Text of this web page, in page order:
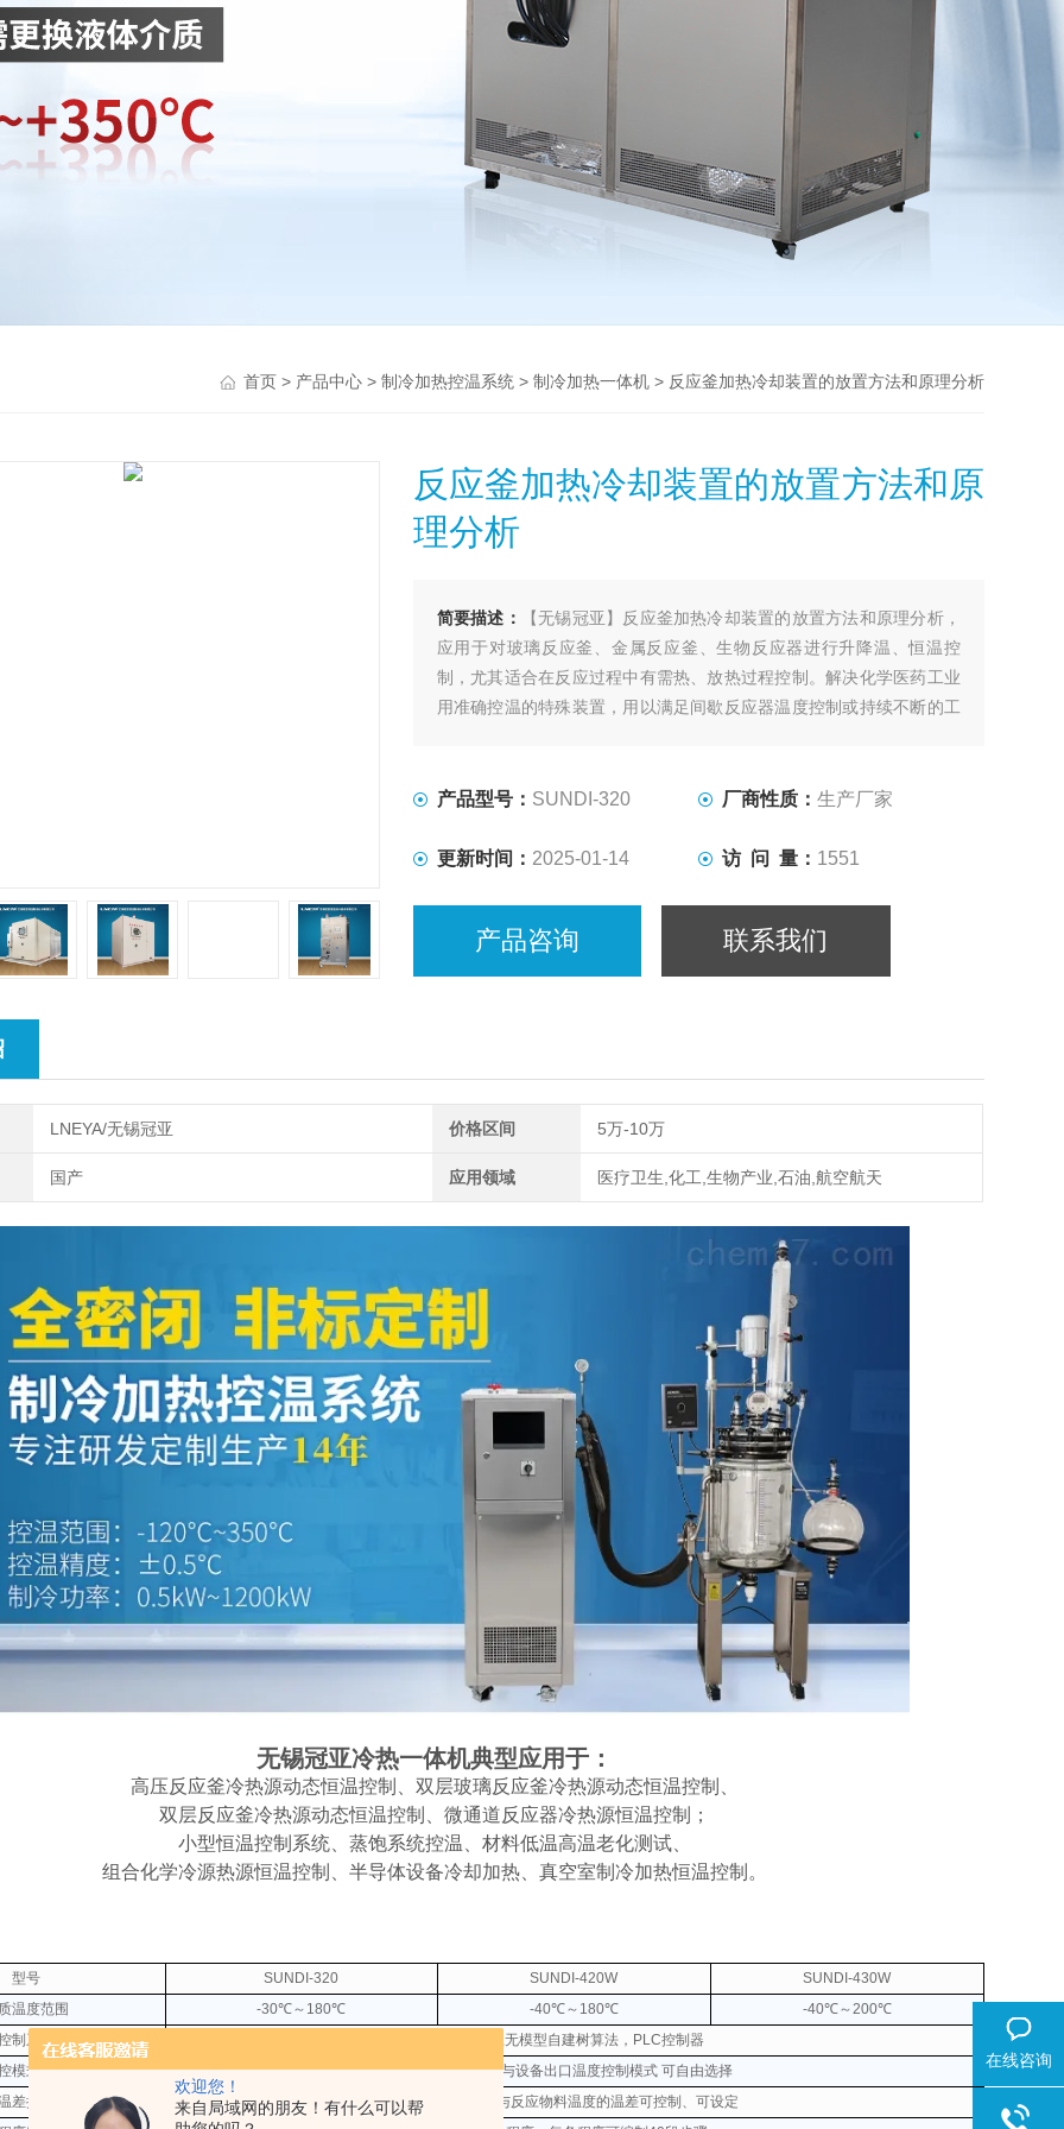
欢迎您！
来自局域网的朋友！有什么可以帮
首页> 产品中心> 制冷加热控温系统> 制冷加热一体机> 反应釜加热冷却装置的放置方法和原理分析
反应釜加热冷却装置的放置方法和原
理分析
简要描述：
【无锡冠亚】反应釜加热冷却装置的放置方法和原理分析，
应用于对玻璃反应釜、金属反应釜、生物反应器进行升降温、恒温控
制，尤其适合在反应过程中有需热、放热过程控制。解决化学医药工业
用准确控温的特殊装置，用以满足间歇反应器温度控制或持续不断的工
产品型号： SUNDI-320 厂商性质：生产厂家
更新时间： 2025-01-14 访 问 量： 1551
产品咨询 联系我们
LNEYA/无锡冠亚 价格区间 5万-10万
国产 应用领域 医疗卫生,化工,生物产业,石油,航空航天
无锡冠亚冷热一体机典型应用于：
高压反应釜冷热源动态恒温控制、双层玻璃反应釜冷热源动态恒温控制、
双层反应釜冷热源动态恒温控制、微通道反应器冷热源恒温控制；
小型恒温控制系统、蒸饱系统控温、材料低温高温老化测试、
组合化学冷源热源恒温控制、半导体设备冷却加热、真空室制冷加热恒温控制。
型号 SUNDI-320 SUNDI-420W
SUNDI-430W
温度范围
-30℃～180℃ -40℃～180℃
-40℃～200℃
制系统
前馈PID ,无模型自建树算法，PLC控制器
模式选择
物料温度控制与设备出口温度控制模式 可自由选择
差控制
设备出口温度与反应物料温度的温差可控制、可设定
在线咨询